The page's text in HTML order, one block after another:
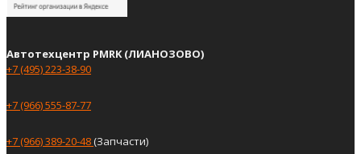
Автотехцентр PMRK (ЛИАНОЗОВО)
+7 (495) 223-38-90
+7 (966) 555-87-77
+7 (966) 389-20-48(Запчасти)